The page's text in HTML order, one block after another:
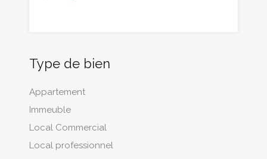
Type de bien
Appartement
Immeuble
Local Commercial
Local professionnel